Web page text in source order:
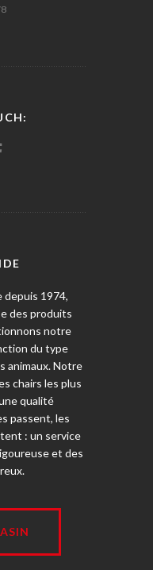
1974,
des produits
notre
du type
animaux. Notre
chairs les plus
qualité
passent, les
: un service
et des